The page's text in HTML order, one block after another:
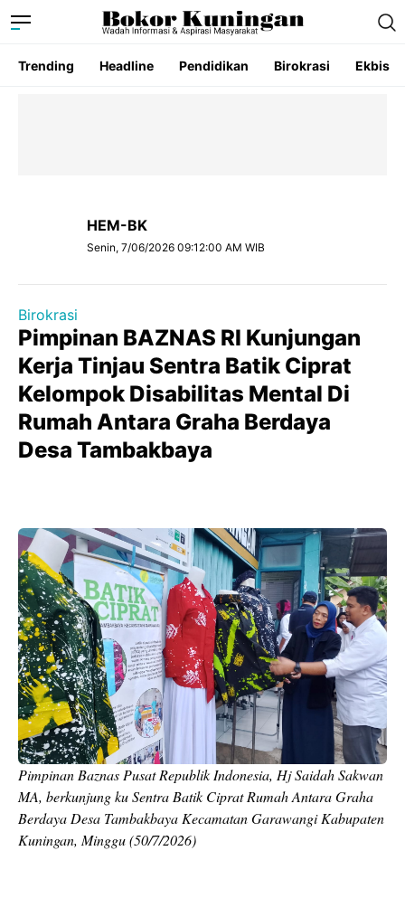
Trending Headline Pendidikan Birokrasi Ekbis
HEM-BK
Senin, 7/06/2026 09:12:00 AM WIB
Birokrasi
Pimpinan BAZNAS RI Kunjungan
Kerja Tinjau Sentra Batik Ciprat
Kelompok Disabilitas Mental Di
Rumah Antara Graha Berdaya
Desa Tambakbaya
Pimpinan Baznas Pusat Republik Indonesia, Hj Saidah Sakwan
MA, berkunjung ku Sentra Batik Ciprat Rumah Antara Graha
Berdaya Desa Tambakbaya Kecamatan Garawangi Kabupaten
Kuningan, Minggu (50/7/2026)